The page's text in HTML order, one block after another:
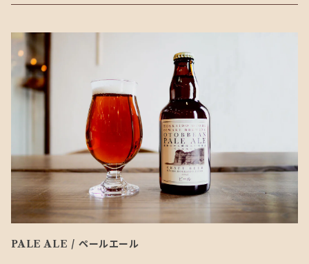
PALE ALE / ペールエール